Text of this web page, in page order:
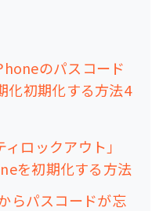
のパスコード
化初期化する方法4
ロックアウト」
を初期化する方法
らパスコードが忘